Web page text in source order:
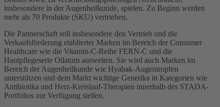
insbesondere in der Augenheilkunde, spielen. Zu Beginn werden
mehr als 70 Produkte (SKU) vertrieben.
Die Partnerschaft soll insbesondere den Vertrieb und die
Verkaufsförderung etablierter Marken im Bereich der Consumer
Healthcare wie die Vitamin-C-Reihe FERN-C und die
Hautpflegeserie Oilatum ausweiten. Sie wird auch Marken im
Bereich der Augenheilkunde wie Hyabak-Augentropfen
unterstützen und dem Markt wichtige Generika in Kategorien wie
Antibiotika und Herz-Kreislauf-Therapien innerhalb des STADA-
Portfolios zur Verfügung stellen.